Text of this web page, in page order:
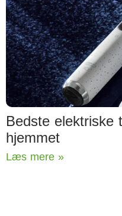
Bedste elektriske
hjemmet
Læs mere »